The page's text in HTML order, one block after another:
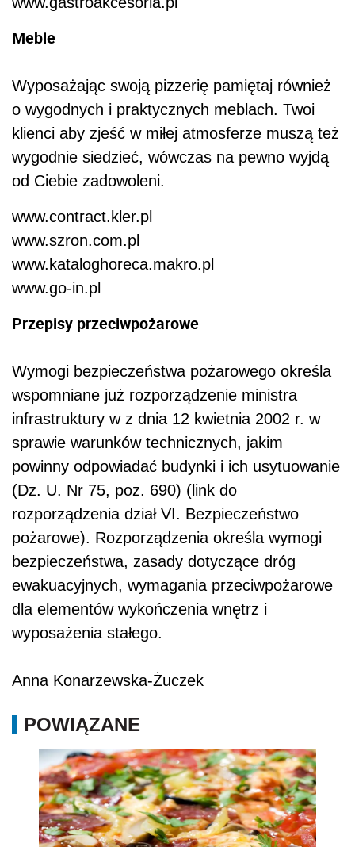
Meble
Wyposażając swoją pizzerię pamiętaj również
o wygodnych i praktycznych meblach. Twoi
klienci aby zjeść w miłej atmosferze muszą też
wygodnie siedzieć, wówczas na pewno wyjdą
od Ciebie zadowoleni.
www.contract.kler.pl
www.szron.com.pl
www.kataloghoreca.makro.pl
www.go-in.pl
Przepisy przeciwpożarowe
Wymogi bezpieczeństwa pożarowego określa
wspomniane już rozporządzenie ministra
infrastruktury w z dnia 12 kwietnia 2002 r. w
sprawie warunków technicznych, jakim
powinny odpowiadać budynki i ich usytuowanie
(Dz. U. Nr 75, poz. 690) (link do
rozporządzenia dział VI. Bezpieczeństwo
pożarowe). Rozporządzenia określa wymogi
bezpieczeństwa, zasady dotyczące dróg
ewakuacyjnych, wymagania przeciwpożarowe
dla elementów wykończenia wnętrz i
wyposażenia stałego.
Anna Konarzewska-Żuczek
POWIĄZANE